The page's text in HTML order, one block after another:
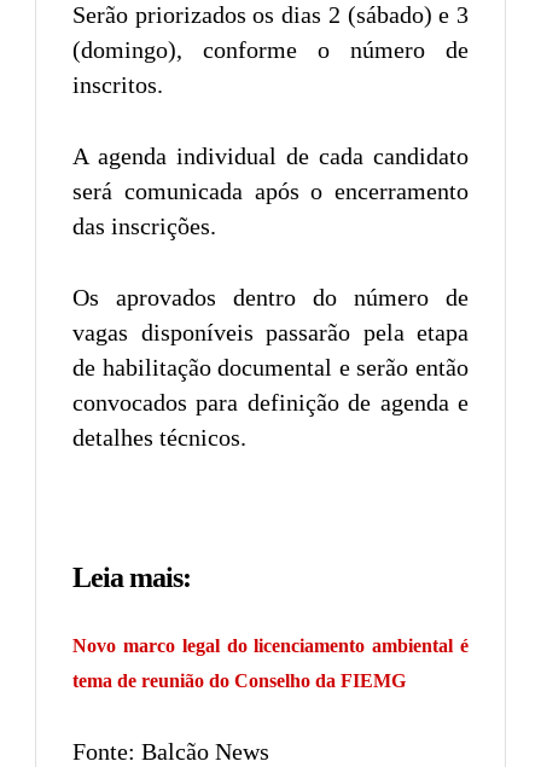
Serão priorizados os dias 2 (sábado) e 3
(domingo), conforme o número de
inscritos.
A agenda individual de cada candidato
será comunicada após o encerramento
das inscrições.
Os aprovados dentro do número de
vagas disponíveis passarão pela etapa
de habilitação documental e serão então
convocados para definição de agenda e
detalhes técnicos.
Leia mais:
Novo marco legal do licenciamento ambiental é
tema de reunião do Conselho da FIEMG
Fonte: Balcão News